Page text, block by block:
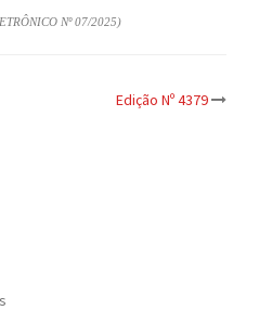
Nº 07/2025)
Edição Nº 4379